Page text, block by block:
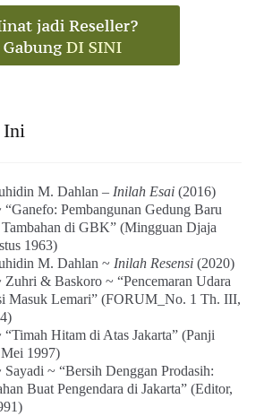
Ini
M. Dahlan – Inilah Esai(2016)
Pembangunan Gedung Baru
Tambahan di GBK” (Mingguan Djaja
1963)
M. Dahlan ~ Inilah Resensi(2020)
& Baskoro ~ “Pencemaran Udara
Masuk Lemari” (FORUM_No. 1 Th. III,
Hitam di Atas Jakarta” (Panji
1997)
~ “Bersih Denggan Prodasih:
Buat Pengendara di Jakarta” (Editor,